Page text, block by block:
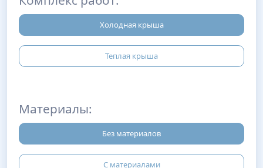
Холодная крыша
Теплая крыша
Материалы:
Без материалов
С материалами